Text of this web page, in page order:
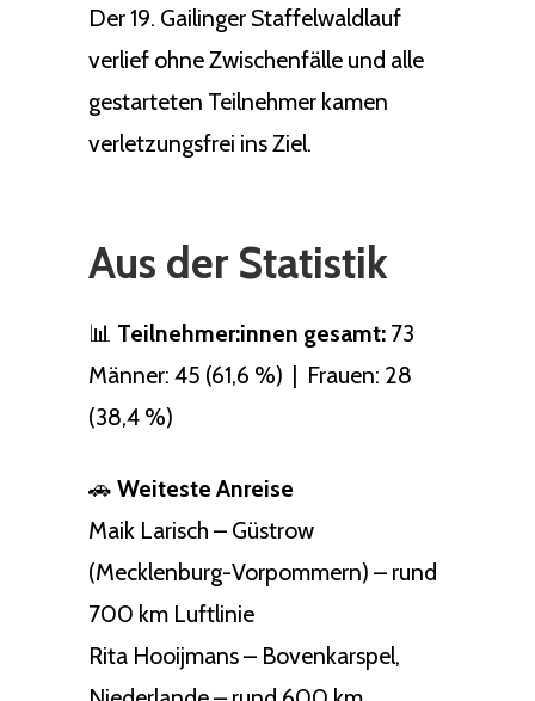
Der 19. Gailinger Staffelwaldlauf
verlief ohne Zwischenfälle und alle
gestarteten Teilnehmer kamen
verletzungsfrei ins Ziel.
Aus der Statistik
📊 Teilnehmer:innen gesamt: 73
Männer: 45 (61,6 %) | Frauen: 28
(38,4 %)
🚗 Weiteste Anreise
Maik Larisch – Güstrow
(Mecklenburg-Vorpommern) – rund
700 km Luftlinie
Rita Hooijmans – Bovenkarspel,